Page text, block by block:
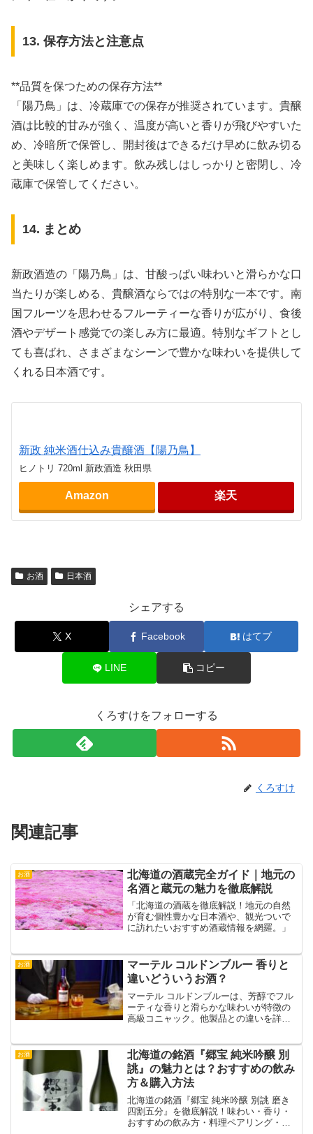
13. 保存方法と注意点
**品質を保つための保存方法**
「陽乃鳥」は、冷蔵庫での保存が推奨されています。貴醸
酒は比較的甘みが強く、温度が高いと香りが飛びやすいた
め、冷暗所で保管し、開封後はできるだけ早めに飲み切る
と美味しく楽しめます。飲み残しはしっかりと密閉し、冷
蔵庫で保管してください。
14. まとめ
新政酒造の「陽乃鳥」は、甘酸っぱい味わいと滑らかな口
当たりが楽しめる、貴醸酒ならではの特別な一本です。南
国フルーツを思わせるフルーティーな香りが広がり、食後
酒やデザート感覚での楽しみ方に最適。特別なギフトとし
ても喜ばれ、さまざまなシーンで豊かな味わいを提供して
くれる日本酒です。
新政 純米酒仕込み貴釀酒【陽乃鳥】
ヒノトリ 720ml 新政酒造 秋田県
Amazon 楽天
お酒 日本酒
シェアする
X Facebook はてブ
LINE コピー
くろすけをフォローする
くろすけ
関連記事
お酒
北海道の酒蔵完全ガイド｜地元の
名酒と蔵元の魅力を徹底解説
「北海道の酒蔵を徹底解説！地元の自然
が育む個性豊かな日本酒や、観光ついで
に訪れたいおすすめ酒蔵情報を網羅。」
お酒
マーテル コルドンブルー 香りと
違いどういうお酒？
マーテル コルドンブルーは、芳醇でフル
ーティな香りと滑らかな味わいが特徴の
高級コニャック。他製品との違いを詳し
お酒
北海道の銘酒『郷宝 純米吟醸 別
誂』の魅力とは？おすすめの飲み
方＆購入方法
北海道の銘酒『郷宝 純米吟醸 別誂 磨き
四割五分』を徹底解説！味わい・香り・
おすすめの飲み方・料理ペアリング・口